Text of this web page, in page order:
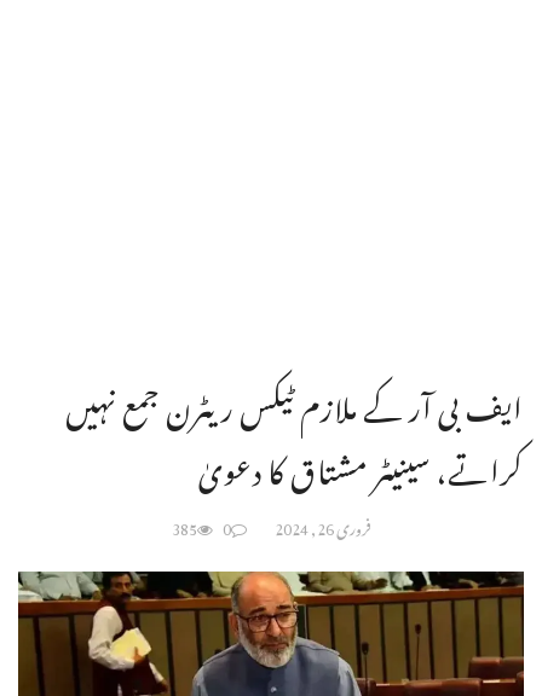
ایف بی آر کے ملازم ٹیکس ریٹرن جمع نہیں
کراتے، سینیٹر مشتاق کا دعویٰ
فروری 26, 2024 0
385